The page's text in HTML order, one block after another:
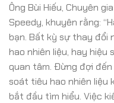
Ông Bùi Hiếu, Chuyên
Speedy, khuyên rằng:
bạn. Bất kỳ sự thay đổi
hao nhiên liệu, hay hiệu
quan tâm. Đừng đợi đến
soát tiêu hao nhiên liệu
bắt đầu tìm hiểu. Việc